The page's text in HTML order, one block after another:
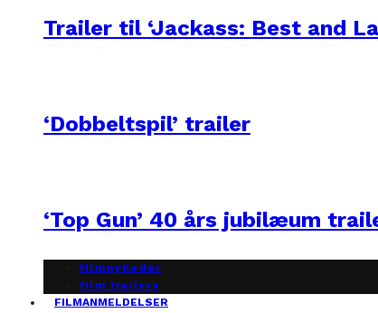
Trailer til ‘Jackass: Best and
‘Dobbeltspil’ trailer
‘Top Gun’ 40 års jubilæum
filmnyheder
film trailers
FILMANMELDELSER